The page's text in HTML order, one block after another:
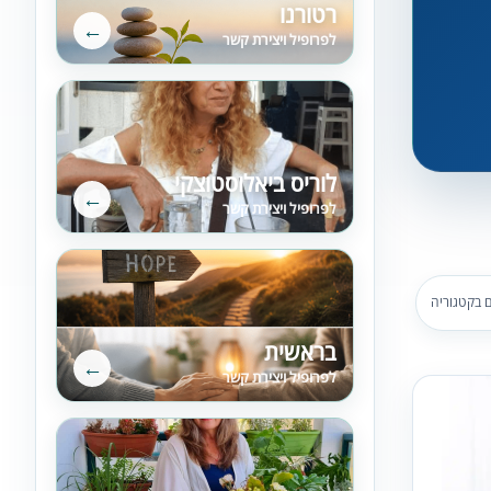
בקטגוריה
רטורנו
לפרופיל ויצירת קשר ←
לוריס ביאלוסטוצקי
לפרופיל ויצירת קשר ←
בראשית
לפרופיל ויצירת קשר ←